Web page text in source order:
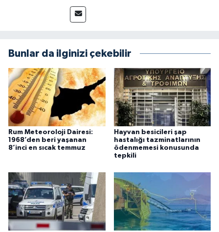
Bunlar da ilginizi çekebilir
Rum Meteoroloji Dairesi:
1968’den beri yaşanan
8’inci en sıcak temmuz
Hayvan besicileri şap
hastalığı tazminatlarının
ödenmemesi konusunda
tepkili